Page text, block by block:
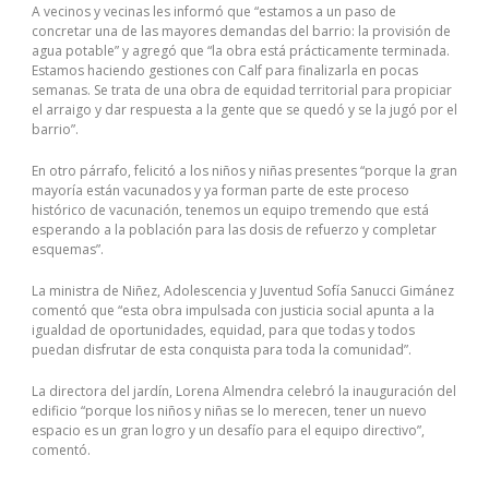
A vecinos y vecinas les informó que “estamos a un paso de
concretar una de las mayores demandas del barrio: la provisión de
agua potable” y agregó que “la obra está prácticamente terminada.
Estamos haciendo gestiones con Calf para finalizarla en pocas
semanas. Se trata de una obra de equidad territorial para propiciar
el arraigo y dar respuesta a la gente que se quedó y se la jugó por el
barrio”.
En otro párrafo, felicitó a los niños y niñas presentes “porque la gran
mayoría están vacunados y ya forman parte de este proceso
histórico de vacunación, tenemos un equipo tremendo que está
esperando a la población para las dosis de refuerzo y completar
esquemas”.
La ministra de Niñez, Adolescencia y Juventud Sofía Sanucci Gimánez
comentó que “esta obra impulsada con justicia social apunta a la
igualdad de oportunidades, equidad, para que todas y todos
puedan disfrutar de esta conquista para toda la comunidad”.
La directora del jardín, Lorena Almendra celebró la inauguración del
edificio “porque los niños y niñas se lo merecen, tener un nuevo
espacio es un gran logro y un desafío para el equipo directivo”,
comentó.